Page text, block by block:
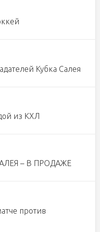
Кубка Салея
из КХЛ
– В ПРОДАЖЕ
против